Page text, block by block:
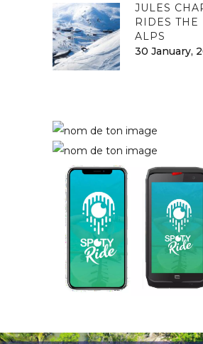
JULES
RIDES THE
ALPS
30 January,